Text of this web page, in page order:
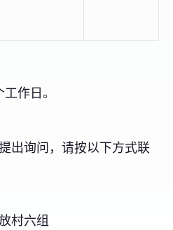
作日。
出询问，请按以下方式联
村六组